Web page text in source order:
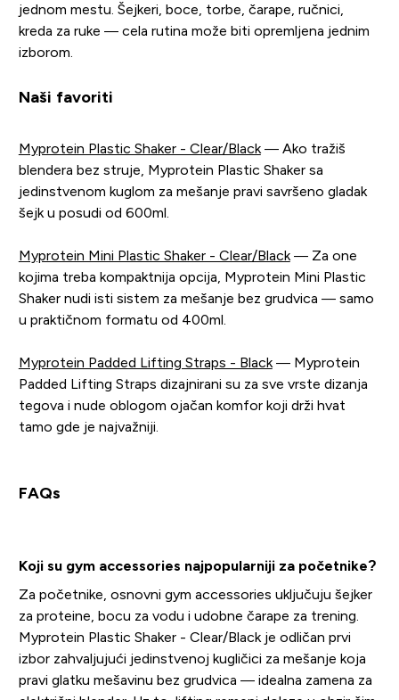
jednom mestu. Šejkeri, boce, torbe, čarape, ručnici,
kreda za ruke — cela rutina može biti opremljena jednim
izborom.
Naši favoriti
Myprotein Plastic Shaker - Clear/Black— Ako tražiš
blendera bez struje, Myprotein Plastic Shaker sa
jedinstvenom kuglom za mešanje pravi savršeno gladak
šejk u posudi od 600ml.
Myprotein Mini Plastic Shaker - Clear/Black— Za one
kojima treba kompaktnija opcija, Myprotein Mini Plastic
Shaker nudi isti sistem za mešanje bez grudvica — samo
u praktičnom formatu od 400ml.
Myprotein Padded Lifting Straps - Black— Myprotein
Padded Lifting Straps dizajnirani su za sve vrste dizanja
tegova i nude oblogom ojačan komfor koji drži hvat
tamo gde je najvažniji.
FAQs
Koji su gym accessories najpopularniji za početnike?
Za početnike, osnovni gym accessories uključuju šejker
za proteine, bocu za vodu i udobne čarape za trening.
Myprotein Plastic Shaker - Clear/Black je odličan prvi
izbor zahvaljujući jedinstvenoj kugličici za mešanje koja
pravi glatku mešavinu bez grudvica — idealna zamena za